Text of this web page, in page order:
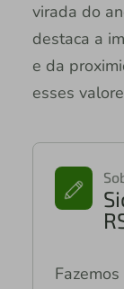
virada do
destaca a
e da
esses